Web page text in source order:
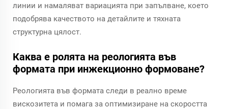
линии и намаляват вариацията при запълване, което
подобрява качеството на детайлите и тяхната
структурна цялост.
Каква е ролята на реологията във
формата при инжекционно формоване?
Реологията във формата следи в реално време
вискозитета и помага за оптимизиране на скоростта